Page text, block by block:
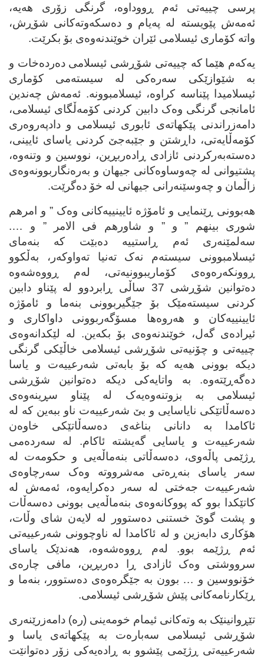
پرسی چییه‌تی ئه‌م ڕووداوه‌، گرنگی زۆری هه‌یه‌،
ئه‌مه‌ش پێویسته‌ له‌ په‌یام و ده‌سکه‌وته‌کانی شۆڕش،
واته‌ کۆماری ئیسلامی ئێران خوێندنه‌وه‌ی بۆ بکرێت.
یه‌که‌م هێما که‌ چییه‌تی شۆڕشی ئیسلامی ده‌رده‌خات و
به‌ شێوازێکی سه‌ره‌کی له‌ سیسته‌می کۆماری
ئیسلامیدا پێناسه‌ کراوه‌، ئیسلامبوونه‌. ئه‌مه‌ش چه‌ندین
ئامانجی گرنگی وه‌ک دابین کردنی کۆمه‌ڵگای ئیسلامی،
دامه‌زراندنی پێکهاته‌ی ئابوری ئیسلامی و دادپه‌روه‌ری
کۆمه‌ڵایه‌تی، داڕشتن و جێبه‌جێ کردنی یاسای ئایینی،
ده‌سته‌به‌رکردنی ئازادی ڕاده‌ربڕین، نووسین و وتنه‌وه‌،
پشتیوانی له‌ چه‌وساوه‌کانی جیهان و به‌ره‌نگاربوونه‌وه‌ی
زاڵمان و چه‌وسێنه‌رانی جیهانی له‌ خۆ ده‌گرێت.
هه‌بوونی ڕێنمایی و ئامۆژه‌ ئایینییه‌کانی وه‌ک ” و امرهم
شوری بینهم ” و ” و شاورهم فی الامر ” و ….
سه‌لمێنه‌ری ئه‌م ڕاستییه‌ ده‌بێت که‌ بنه‌مای
ئیسلامبوونی سیسته‌م نه‌ک ته‌نیا ته‌واوکه‌ر، به‌ڵکوو
ڕوونکه‌ره‌وه‌ی کۆماریبوونیه‌تی، له‌م ڕووه‌شه‌وه
ده‌توانین‌ شۆڕشی 37 ساڵی ڕابردوو له‌ پێناو دابین
کردنی سیسته‌مێک بۆ جێگیربوونی بنه‌ما و ئامۆژه‌
ئایینییه‌کان و هه‌روه‌ها مسۆگه‌ربوونی داواکاری و
ئیراده‌ی گه‌ل، خوێندنه‌وه‌ی بۆ بکه‌ین. له‌ لێکدانه‌وه‌ی
چییه‌تی و چۆنیه‌تی شۆڕشی ئیسلامی خاڵێکی گرنگی
دیکه‌ بوونی هه‌یه‌ که‌ بۆ بابه‌تی شه‌رعییه‌ت و یاسا
ده‌گه‌ڕێته‌وه‌. به‌ واتایه‌کی دیکه‌ ده‌توانین شۆڕشی
ئیسلامی به‌ بزوتنه‌وه‌یه‌ک له‌ پێناو سڕینه‌وه‌ی
ده‌سه‌ڵاتێکی نایاسایی و بێ شه‌رعییه‌ت ناو ببه‌ین که‌ له‌
ئاکامدا به‌ دانانی بناغه‌ی ده‌سه‌ڵاتێکی خاوه‌ن
شه‌رعییه‌ت و یاسایی گه‌یشته‌ ئاکام. له‌ سه‌رده‌می
ڕژێمی پاڵه‌وی، ده‌سه‌ڵاتی بنه‌ماڵه‌یی و حکومه‌ت له‌
سه‌ر یاسای بنه‌ڕه‌تی مه‌شرووته‌ وه‌ک سه‌رچاوه‌ی
شه‌رعییه‌ت جه‌ختی له‌ سه‌ر ده‌کرایه‌وه‌، ئه‌مه‌ش له‌
کاتێکدا بوو که‌ پووکانه‌وه‌ی بنه‌ماڵه‌یی بوونی ده‌سه‌ڵات
و پشت گوێ خستنی ده‌ستوور له‌ لایه‌ن شای وڵات،
هۆکاری دابه‌زین و له‌ ئاکامدا له‌ ناوچوونی شه‌رعییه‌تی
ئه‌م ڕژێمه‌ بوو. له‌م ڕووه‌شه‌وه‌، هه‌ندێک یاسای
سرووشتی وه‌ک ئازادی ڕا ده‌ربڕین، مافی چاره‌ی
خۆنووسین و … بوون به‌ جێگره‌وه‌ی ده‌ستوور، بنه‌ما و
ڕێکارنامه‌کانی پێش شۆڕشی ئیسلامی.
تێڕوانینێک به‌ وته‌کانی ئیمام خومه‌ینی (ره‌) دامه‌زرێنه‌ری
شۆڕشی ئیسلامی سه‌باره‌ت به‌ پێکهاته‌ی یاسا و
شه‌رعییه‌تی ڕژێمی پێشوو به‌ ڕاده‌یه‌کی زۆر ده‌توانێت